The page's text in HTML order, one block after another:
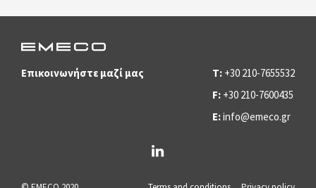
Επικοινωνήστε μαζί μας T: +30 210-7655532
F: +30 210-7600435
E:info@emeco.gr